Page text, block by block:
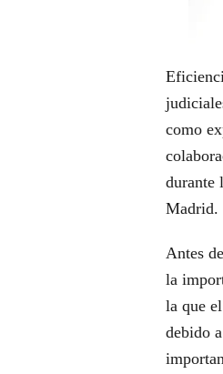
como
durante
Madrid.
Antes
la
la que
debido